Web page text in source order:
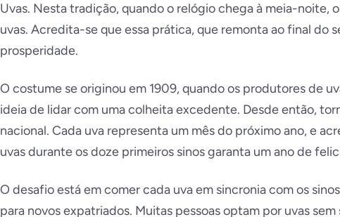
Uvas. Nesta tradição, quando o relógio chega à meia-noite,
uvas. Acredita-se que essa prática, que remonta ao final do
prosperidade.
O costume se originou em 1909, quando os produtores de
ideia de lidar com uma colheita excedente. Desde então,
nacional. Cada uva representa um mês do próximo ano, e
uvas durante os doze primeiros sinos garanta um ano de
O desafio está em comer cada uva em sincronia com os
para novos expatriados. Muitas pessoas optam por uvas